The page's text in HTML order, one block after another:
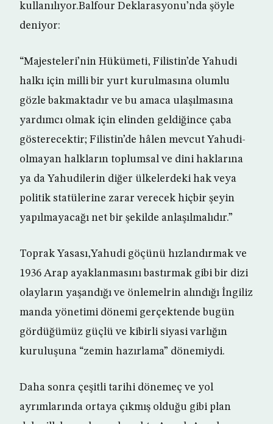
kullanılıyor.Balfour Deklarasyonu’nda şöyle
deniyor:
“Majesteleri’nin Hükümeti, Filistin’de Yahudi
halkı için milli bir yurt kurulmasına olumlu
gözle bakmaktadır ve bu amaca ulaşılmasına
yardımcı olmak için elinden geldiğince çaba
gösterecektir; Filistin’de hâlen mevcut Yahudi-
olmayan halkların toplumsal ve dini haklarına
ya da Yahudilerin diğer ülkelerdeki hak veya
politik statülerine zarar verecek hiçbir şeyin
yapılmayacağı net bir şekilde anlaşılmalıdır.”
Toprak Yasası,Yahudi göçünü hızlandırmak ve
1936 Arap ayaklanmasını bastırmak gibi bir dizi
olayların yaşandığı ve önlemelrin alındığı İngiliz
manda yönetimi dönemi gerçektende bugün
gördüğümüz güçlü ve kibirli siyasi varlığın
kuruluşuna “zemin hazırlama” dönemiydi.
Daha sonra çeşitli tarihi dönemeç ve yol
ayrımlarında ortaya çıkmış olduğu gibi plan